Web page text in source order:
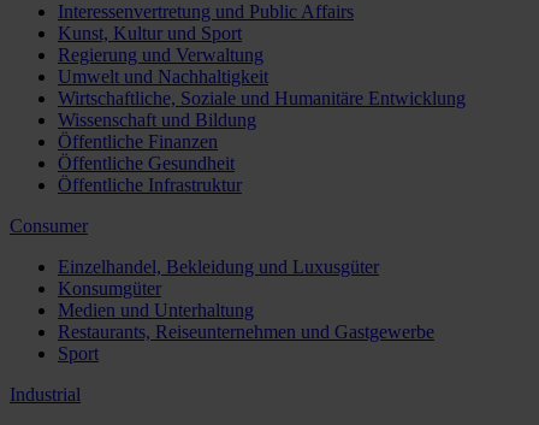
Interessenvertretung und Public Affairs
Kunst, Kultur und Sport
Regierung und Verwaltung
Umwelt und Nachhaltigkeit
Wirtschaftliche, Soziale und Humanitäre Entwicklung
Wissenschaft und Bildung
Öffentliche Finanzen
Öffentliche Gesundheit
Öffentliche Infrastruktur
Consumer
Einzelhandel, Bekleidung und Luxusgüter
Konsumgüter
Medien und Unterhaltung
Restaurants, Reiseunternehmen und Gastgewerbe
Sport
Industrial